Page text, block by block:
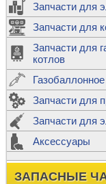
Запчасти для
Запчасти для
Запчасти для
котлов
Запчасти для
Запчасти для
Аксессуары
ЗАПАСНЫЕ